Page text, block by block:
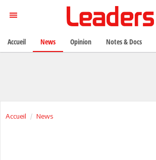
Accueil News
Accueil News Opinion Notes & Docs